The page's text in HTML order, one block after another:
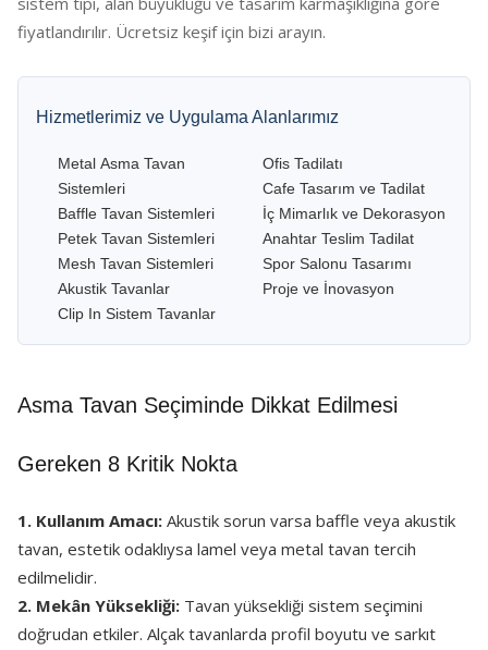
fiyatlandırılır. Ücretsiz keşif için bizi arayın.
Hizmetlerimiz ve Uygulama Alanlarımız
Metal Asma Tavan
Sistemleri
Baffle Tavan Sistemleri
Petek Tavan Sistemleri
Mesh Tavan Sistemleri
Akustik Tavanlar
Clip In Sistem Tavanlar
Ofis Tadilatı
Cafe Tasarım ve Tadilat
İç Mimarlık ve Dekorasyon
Anahtar Teslim Tadilat
Spor Salonu Tasarımı
Proje ve İnovasyon
Asma Tavan Seçiminde Dikkat Edilmesi
Gereken 8 Kritik Nokta
1. Kullanım Amacı: Akustik sorun varsa baffle veya akustik
tavan, estetik odaklıysa lamel veya metal tavan tercih
edilmelidir.
2. Mekân Yüksekliği: Tavan yüksekliği sistem seçimini
doğrudan etkiler. Alçak tavanlarda profil boyutu ve sarkıt